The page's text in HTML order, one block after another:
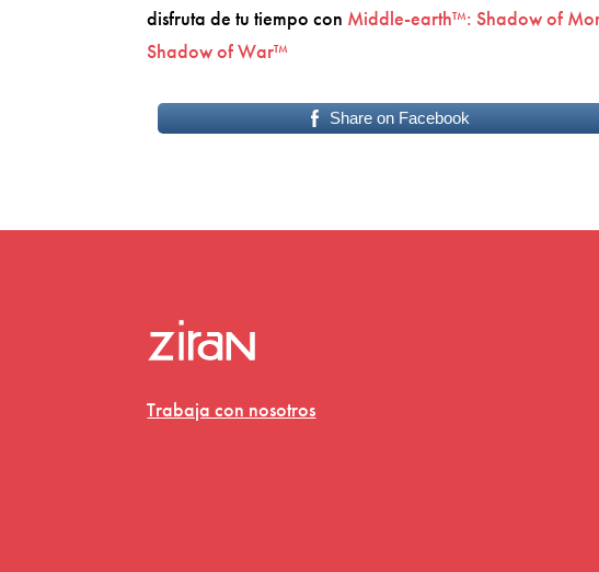
disfruta de tu tiempo con Middle-earth™: Shadow of
Shadow of War™
Share on Facebook
Trabaja con nosotros